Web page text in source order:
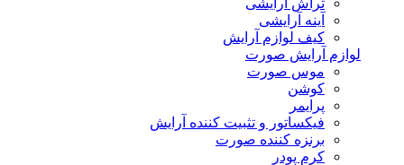
تراش آرایشی
آینه آرایشی
کیف لوازم آرایش
لوازم آرایش صورت
موس صورت
کوشن
پرایمر
فیکساتور و تثبیت کننده آرایش
برنزه کننده صورت
کرم پودر